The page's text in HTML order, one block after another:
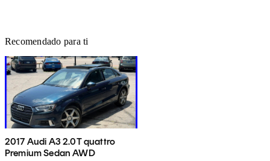
Recomendado para ti
2017 Audi A3 2.0T quattro
Premium Sedan AWD